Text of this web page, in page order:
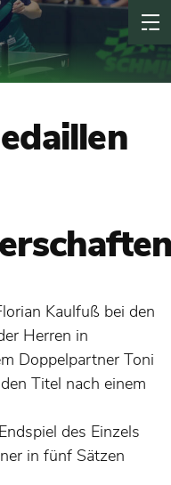
Kaulfuß bei den
Herren in
Doppelpartner Toni
Titel nach einem
des Einzels
in fünf Sätzen